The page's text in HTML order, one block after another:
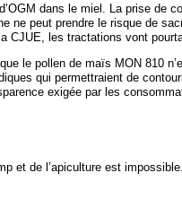
dans le miel. La prise de
ne peut prendre le risque de
CJUE, les tractations vont
le pollen de maïs MON 810
qui permettraient de
exigée par les
et de l’apiculture est